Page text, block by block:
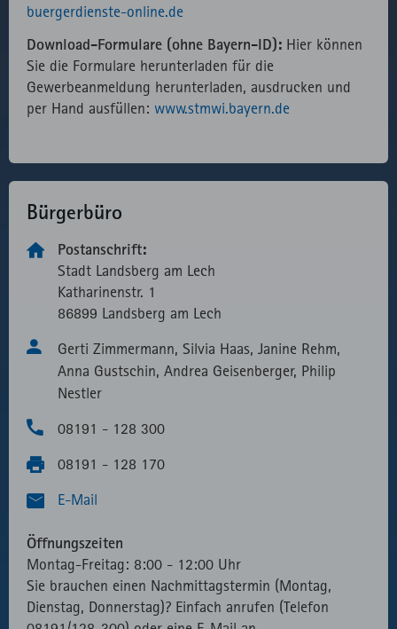
buergerdienste-online.de
Download-Formulare (ohne Bayern-ID): Hier können
Sie die Formulare herunterladen für die
Gewerbeanmeldung herunterladen, ausdrucken und
per Hand ausfüllen: www.stmwi.bayern.de
Bürgerbüro
Postanschrift:
Stadt Landsberg am Lech
Katharinen­str. 1
86899 Landsberg am Lech
Gerti Zimmermann, Silvia Haas, Janine Rehm,
Anna Gustschin, Andrea Geisenberger, Philip
Nestler
08191 - 128 300
08191 - 128 170
E-Mail
Öffnungszeiten
Montag-Freitag: 8:00 - 12:00 Uhr
Sie brauchen einen Nachmittagstermin (Montag,
Dienstag, Donnerstag)? Einfach anrufen (Telefon
Verwendung
des lokal
eingebunden
Fonts.